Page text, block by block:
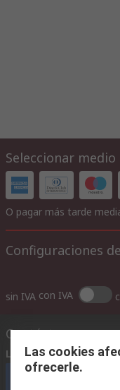
Seleccionar medio
O pagar más tarde
Configuraciones
sin IVA con IVA
Contáctenos
Llámenos (horario 8.30
Las cookies
ofrecerle.